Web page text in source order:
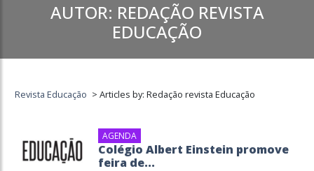
AUTOR: REDAÇÃO REVISTA
EDUCAÇÃO
Revista Educação > Articles by: Redação revista Educação
AGENDA
Colégio Albert Einstein promove
feira de...